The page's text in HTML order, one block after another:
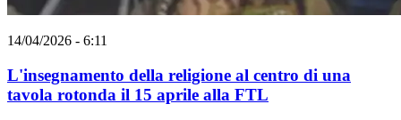
14/04/2026 - 6:11
L'insegnamento della religione al centro di una
tavola rotonda il 15 aprile alla FTL